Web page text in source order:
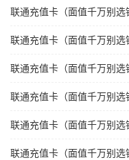
联通充值卡（面值千万别选
联通充值卡（面值千万别选
联通充值卡（面值千万别选
联通充值卡（面值千万别选
联通充值卡（面值千万别选
联通充值卡（面值千万别选